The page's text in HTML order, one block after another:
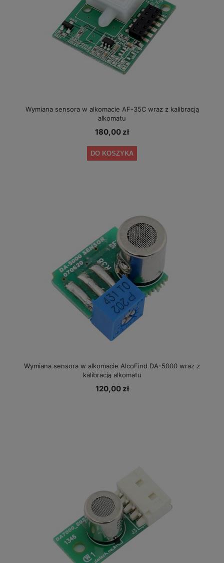
Wymiana sensora w alkomacie AF-35C wraz z kalibracją
alkomatu
180,00 zł
DO KOSZYKA
Wymiana sensora w alkomacie AlcoFind DA-5000 wraz z
kalibracją alkomatu
120,00 zł